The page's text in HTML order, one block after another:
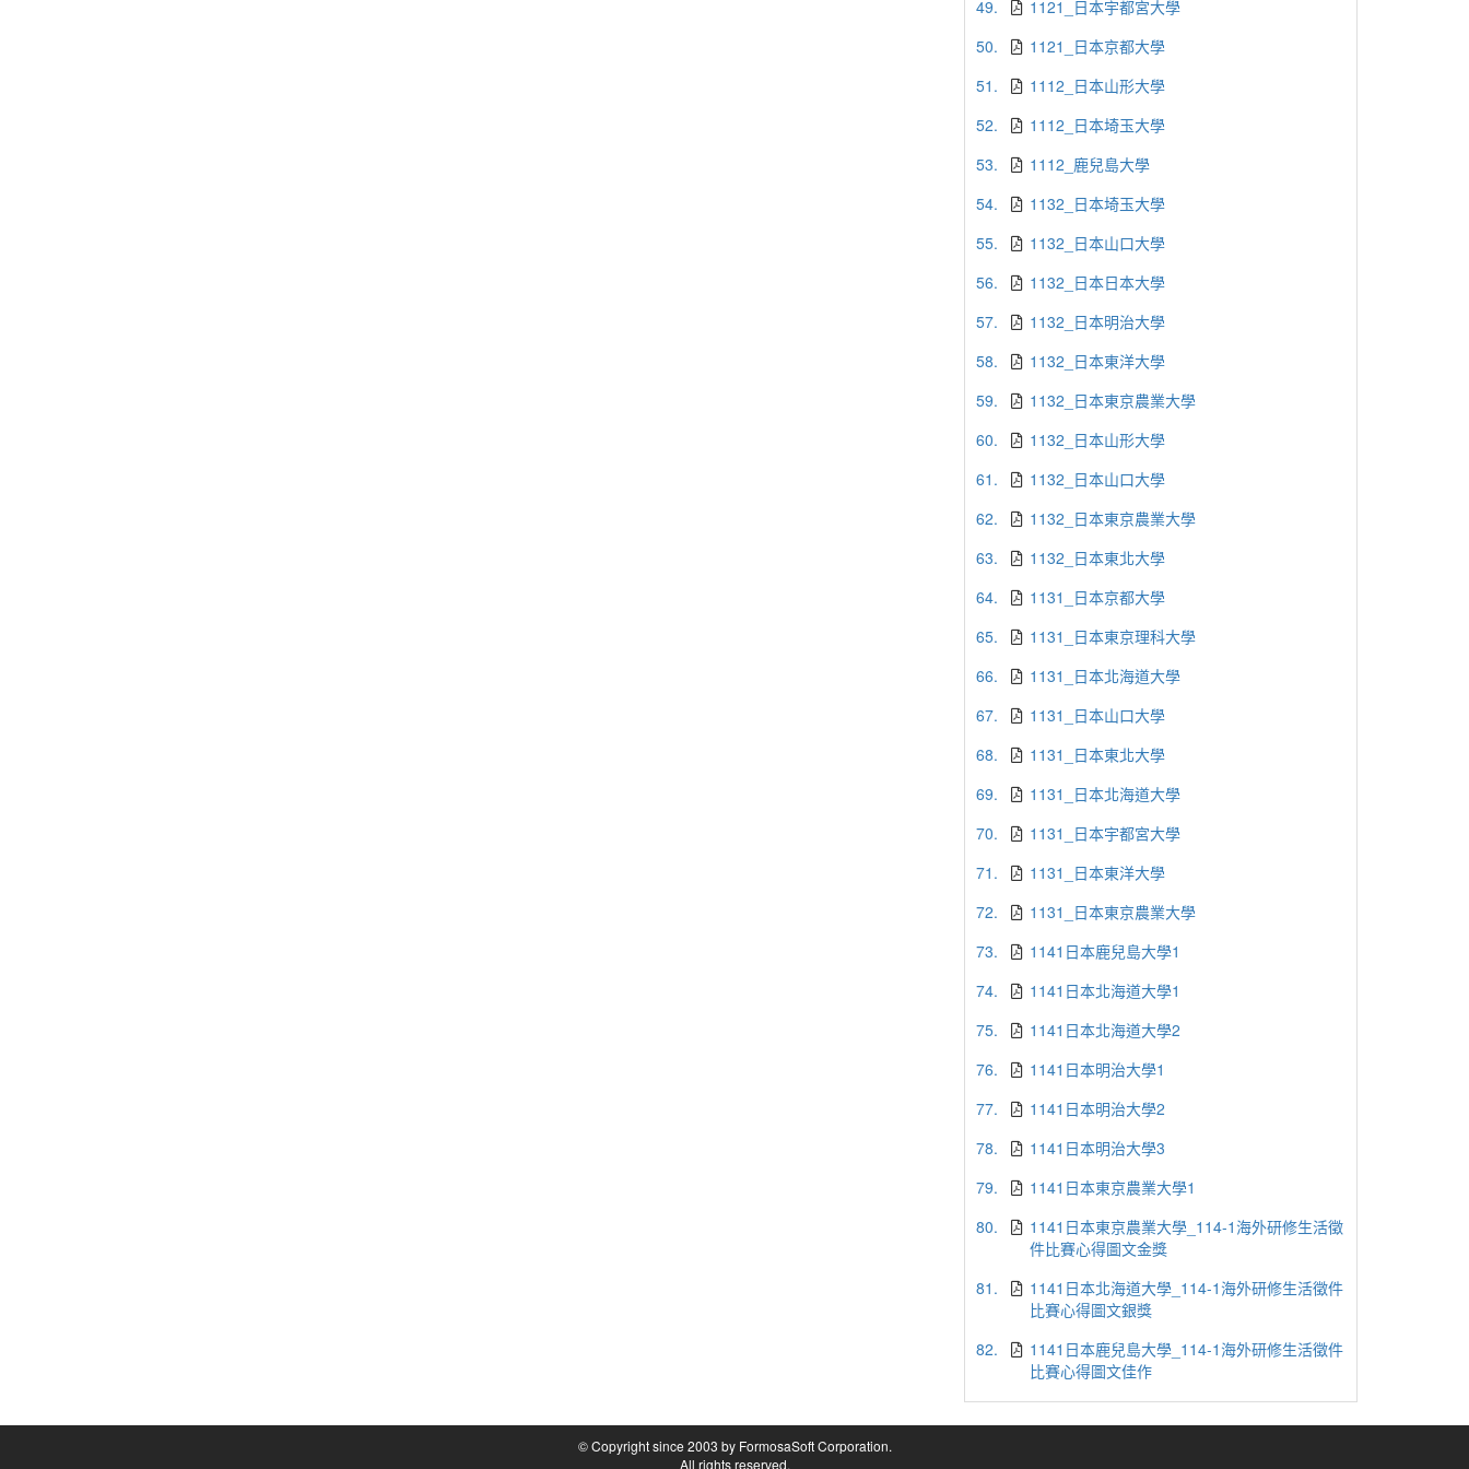
49.
1121_日本宇都宮大學
50.
1121_日本京都大學
51.
1112_日本山形大學
52.
1112_日本埼玉大學
53.
1112_鹿兒島大學
54.
1132_日本埼玉大學
55.
1132_日本山口大學
56.
1132_日本日本大學
57.
1132_日本明治大學
58.
1132_日本東洋大學
59.
1132_日本東京農業大學
60.
1132_日本山形大學
61.
1132_日本山口大學
62.
1132_日本東京農業大學
63.
1132_日本東北大學
64.
1131_日本京都大學
65.
1131_日本東京理科大學
66.
1131_日本北海道大學
67.
1131_日本山口大學
68.
1131_日本東北大學
69.
1131_日本北海道大學
70.
1131_日本宇都宮大學
71.
1131_日本東洋大學
72.
1131_日本東京農業大學
73.
1141日本鹿兒島大學1
74.
1141日本北海道大學1
75.
1141日本北海道大學2
76.
1141日本明治大學1
77.
1141日本明治大學2
78.
1141日本明治大學3
79.
1141日本東京農業大學1
80.
1141日本東京農業大學_114-1海外研修生活徵
件比賽心得圖文金獎
81.
1141日本北海道大學_114-1海外研修生活徵件
比賽心得圖文銀獎
82.
1141日本鹿兒島大學_114-1海外研修生活徵件
比賽心得圖文佳作
© Copyright since 2003 by FormosaSoft Corporation.
All rights reserved.